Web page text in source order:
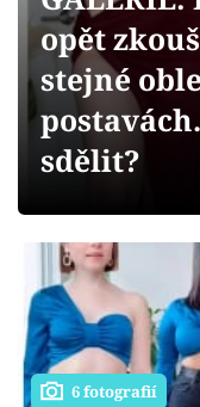
Videa
Sledujte
Sledujte nás
opět
stejné
sdělit?
6 fotografií